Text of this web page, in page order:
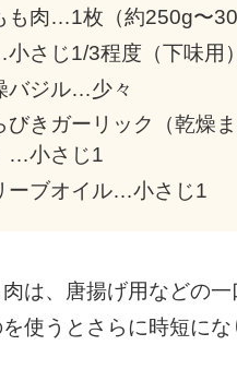
も肉…1枚（約250g〜
さじ1/3程度（下味用）
バジル…少々
びきガーリック（乾燥
…小さじ1
ーブオイル…小さじ1
は、唐揚げ用などの一
使うとさらに時短にな